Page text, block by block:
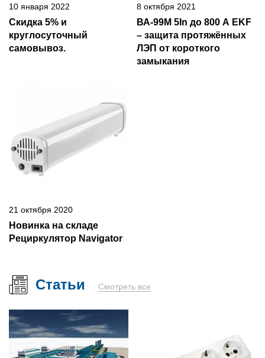
10 января 2022
Скидка 5% и
круглосуточный
самовывоз.
8 октября 2021
ВА-99М 5In до 800 А EKF
– защита протяжённых
ЛЭП от короткого
замыкания
21 октября 2020
Новинка на складе
Рециркулятор Navigator
Статьи Смотреть все